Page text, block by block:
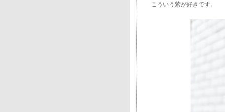
こういう紫が好きです。